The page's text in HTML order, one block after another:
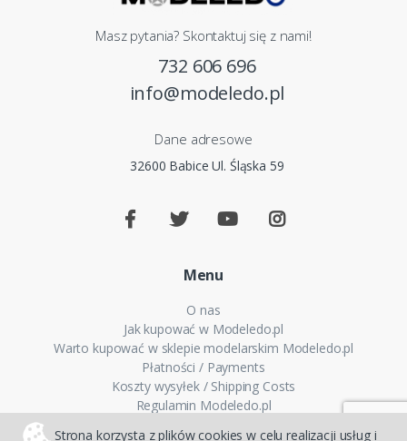
Strona korzysta z plików cookies w celu realizacji usług i
Masz pytania? Skontaktuj się z nami!
732 606 696
info@modeledo.pl
Dane adresowe
32600 Babice Ul. Śląska 59
Menu
O nas
Jak kupować w Modeledo.pl
Warto kupować w sklepie modelarskim Modeledo.pl
Płatności / Payments
Koszty wysyłek / Shipping Costs
Regulamin Modeledo.pl